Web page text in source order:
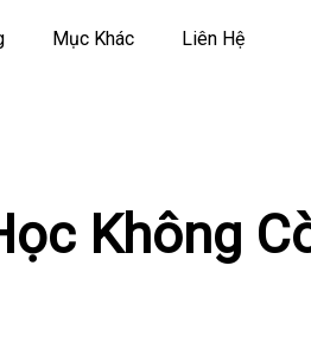
Mục Khác Liên Hệ
Không